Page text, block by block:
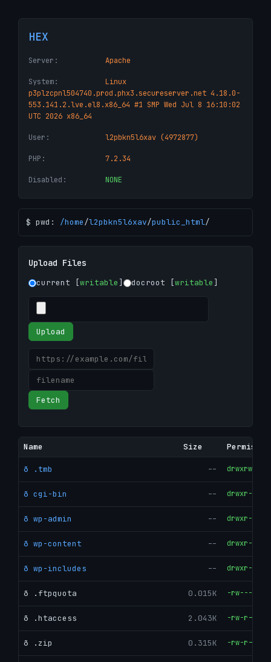
HEX
Server: Apache
System:
Linux
p3plzcpnl504740.prod.phx3.secureserver.net 4.18.0-
553.141.2.lve.el8.x86_64 #1 SMP Wed Jul 8 16:10:02
UTC 2026 x86_64
User: l2pbkn5l6xav (4972877)
PHP: 7.2.34
Disabled: NONE
$ pwd: /home/l2pbkn5l6xav/public_html/
Upload Files
current [writable] docroot [writable]
Upload
Fetch
Name Size
ð .tmb -- drwxrwxrwx
ð cgi-bin -- drwxr-xr-x
ð wp-admin -- drwxr-xr-x
ð wp-content -- drwxr-xr-x
ð wp-includes -- drwxr-xr-x
ð .ftpquota 0.015K -rw-------
ð .htaccess 2.043K -rw-r--r--
ð .zip 0.315K -rw-r--r--